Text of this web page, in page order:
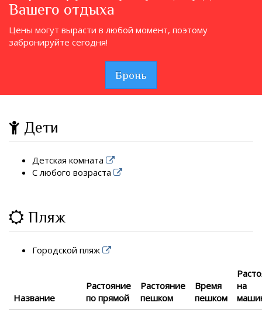
Вашего отдыха
Цены могут вырасти в любой момент, поэтому
забронируйте сегодня!
Бронь
Дети
Детская комната
С любого возраста
Пляж
Городской пляж
Название
Растояние
по прямой
Растояние
пешком
Время
пешком
на